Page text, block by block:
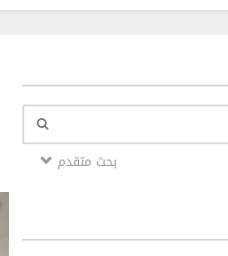
بحث متقدم